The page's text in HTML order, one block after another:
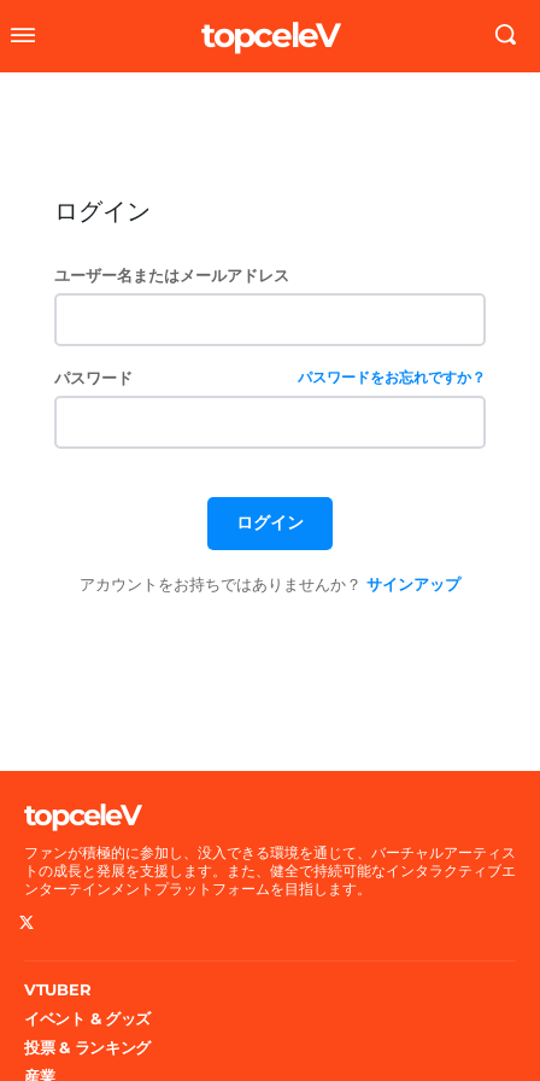
topceleV
ログイン
ユーザー名またはメールアドレス
パスワード パスワードをお忘れですか？
ログイン
アカウントをお持ちではありませんか？ サインアップ
topceleV
ファンが積極的に参加し、没入できる環境を通じて、バーチャルアーティス
トの成長と発展を支援します。また、健全で持続可能なインタラクティブエ
ンターテインメントプラットフォームを目指します。
VTUBER
イベント & グッズ
投票 & ランキング
産業